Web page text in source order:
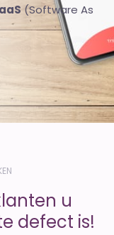
(Software As
u
defect is!